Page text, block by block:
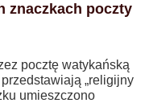
znaczkach poczty
pocztę watykańską
„religijny
umieszczono